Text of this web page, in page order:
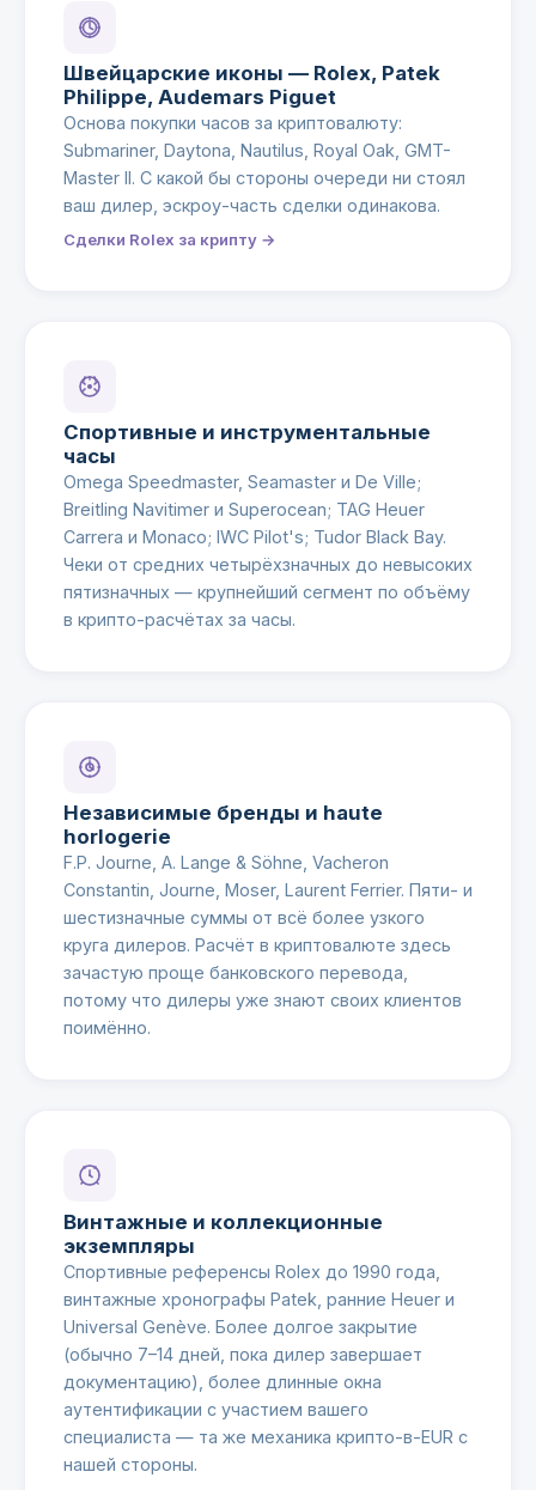
Швейцарские иконы — Rolex, Patek
Philippe, Audemars Piguet
Основа покупки часов за криптовалюту:
Submariner, Daytona, Nautilus, Royal Oak, GMT-
Master II. С какой бы стороны очереди ни стоял
ваш дилер, эскроу-часть сделки одинакова.
Сделки Rolex за крипту →
Спортивные и инструментальные
часы
Omega Speedmaster, Seamaster и De Ville;
Breitling Navitimer и Superocean; TAG Heuer
Carrera и Monaco; IWC Pilot's; Tudor Black Bay.
Чеки от средних четырёхзначных до невысоких
пятизначных — крупнейший сегмент по объёму
в крипто-расчётах за часы.
Независимые бренды и haute
horlogerie
F.P. Journe, A. Lange & Söhne, Vacheron
Constantin, Journe, Moser, Laurent Ferrier. Пяти- и
шестизначные суммы от всё более узкого
круга дилеров. Расчёт в криптовалюте здесь
зачастую проще банковского перевода,
потому что дилеры уже знают своих клиентов
поимённо.
Винтажные и коллекционные
экземпляры
Спортивные референсы Rolex до 1990 года,
винтажные хронографы Patek, ранние Heuer и
Universal Genève. Более долгое закрытие
(обычно 7–14 дней, пока дилер завершает
документацию), более длинные окна
аутентификации с участием вашего
специалиста — та же механика крипто-в-EUR с
нашей стороны.